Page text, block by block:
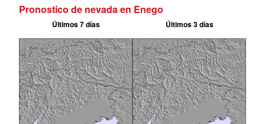
Pronostico de nevada en Enego
Últimos 7 días Últimos 3 días